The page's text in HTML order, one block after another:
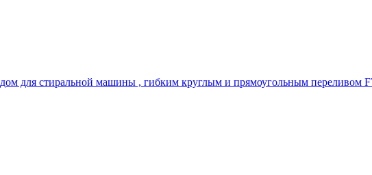
для стиральной машины , гибким круглым и прямоугольным переливом